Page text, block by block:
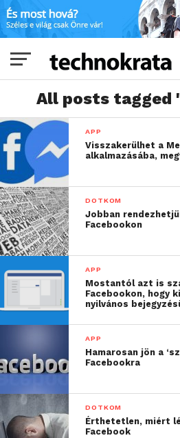
All posts tagged
APP
Visszakerülhet a
alkalmazásába,
DOTKOM
Jobban
Facebookon
APP
Mostantól azt is
Facebookon, hogy
nyilvános
APP
Hamarosan jön a
Facebookra
DOTKOM
Érthetetlen, miért
Facebook